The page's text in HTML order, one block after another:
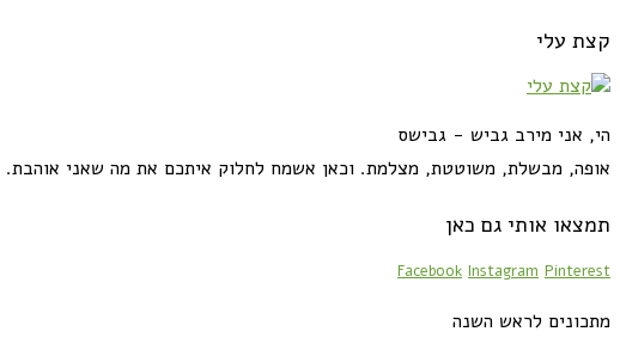
קצת עלי
הי, אני מירב גביש - גבישס
אופה, מבשלת, משוטטת, מצלמת. וכאן אשמח לחלוק איתכם את מה שאני אוהבת.
תמצאו אותי גם כאן
Facebook Instagram Pinterest
מתכונים לראש השנה